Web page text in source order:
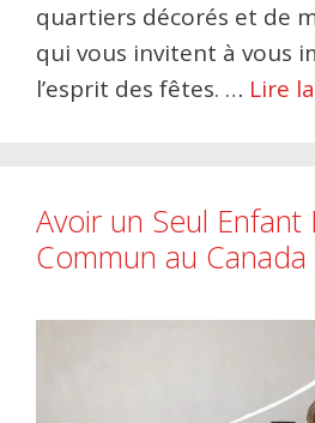
quartiers décorés et de
qui vous invitent à vous
l’esprit des fêtes. … Lire
Avoir un Seul Enfant
Commun au Canada